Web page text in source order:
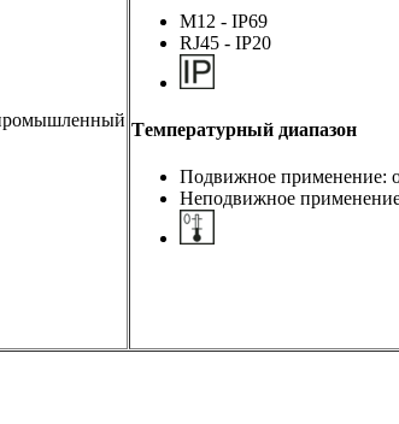
M12 - IP69
RJ45 - IP20
Tемпературный диапазон
Подвижное применение:
Неподвижное